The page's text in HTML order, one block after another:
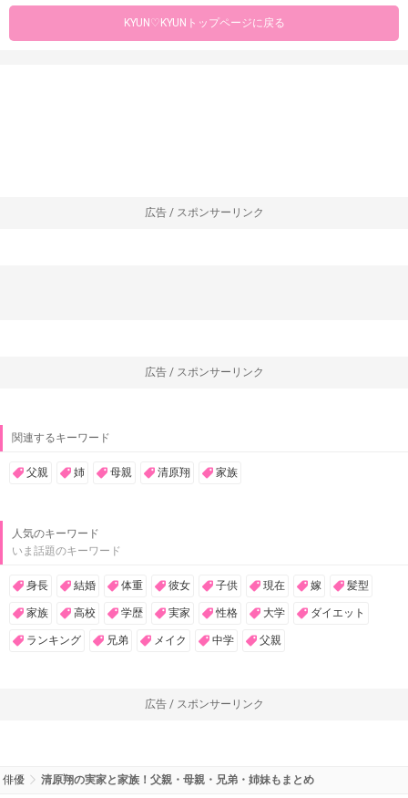
KYUN♡KYUNトップページに戻る
広告 / スポンサーリンク
広告 / スポンサーリンク
関連するキーワード
父親 姉 母親 清原翔 家族
人気のキーワード
いま話題のキーワード
身長 結婚 体重 彼女 子供 現在 嫁 髪型
家族 高校 学歴 実家 性格 大学 ダイエット
ランキング 兄弟 メイク 中学 父親
広告 / スポンサーリンク
俳優 清原翔の実家と家族！父親・母親・兄弟・姉妹もまとめ